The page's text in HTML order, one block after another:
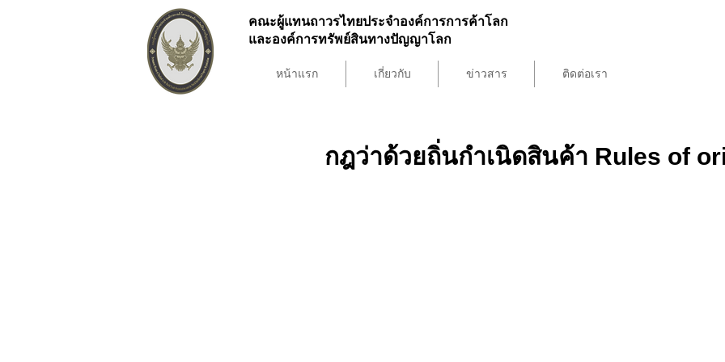
คณะผู้แทนถาวรไทยประจำองค์การการค้าโลก
และองค์การทรัพย์สินทางปัญญาโลก
หน้าแรก เกี่ยวกับ ข่าวสาร ติดต่อเรา
กฎว่าด้วยถิ่นกำเนิดสินค้า Rules of